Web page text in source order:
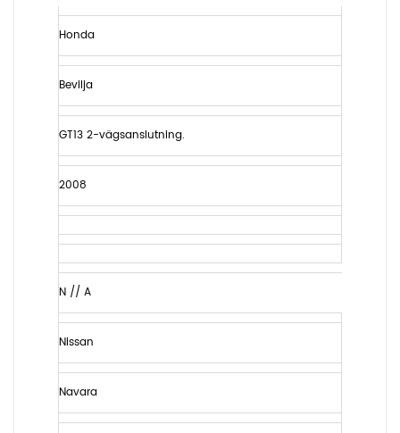
Honda
Bevilja
GT13 2-vägsanslutning.
2008
N // A
Nissan
Navara